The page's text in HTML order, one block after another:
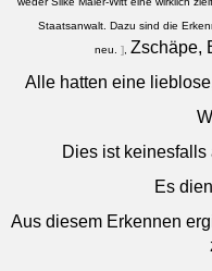
Staatsanwalt. Dazu sind die
neu. ], Zschäpe,
Alle hatten eine
Dies ist
Es
Aus diesem Erkennen